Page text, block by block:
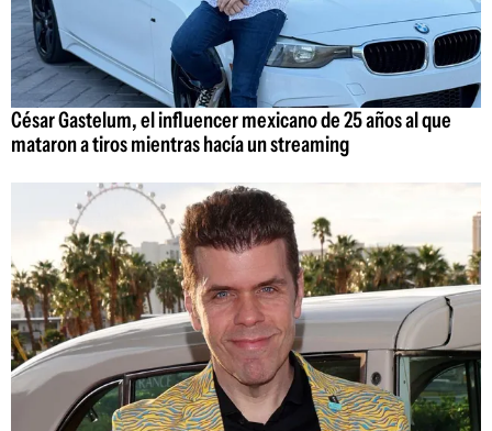
César Gastelum, el influencer mexicano de 25 años al que
mataron a tiros mientras hacía un streaming